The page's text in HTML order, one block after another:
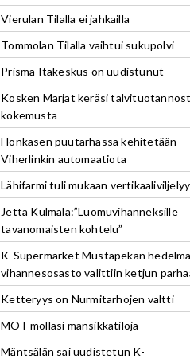
Vierulan Tilalla ei jahkailla
Tommolan Tilalla vaihtui sukupolvi
Prisma Itäkeskus on uudistunut
Kosken Marjat keräsi
kokemusta
Honkasen puutarhassa kehitetään
Viherlinkin automaatiota
Lähifarmi tuli mukaan
Jetta Kulmala:”Luomuvihanneksille
tavanomaisten kohtelu”
K-Supermarket Mustapekan
vihannesosasto valittiin ketjun
Ketteryys on Nurmitarhojen valtti
MOT mollasi mansikkatiloja
Mäntsälän sai uudistetun K-